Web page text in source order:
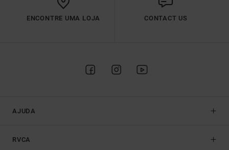
ENCONTRE UMA LOJA CONTACT US
AJUDA
RVCA